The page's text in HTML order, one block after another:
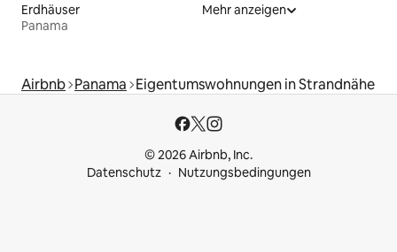
Erdhäuser
Panama
Mehr anzeigen
Airbnb Panama Eigentumswohnungen in Strandnähe
© 2026 Airbnb, Inc.
Datenschutz
Nutzungsbedingungen